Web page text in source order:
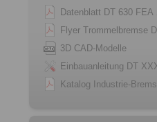
Datenblatt DT 630
Flyer Trommelbremse
3D CAD-Modelle
Einbauanleitung DT
Katalog Industrie-